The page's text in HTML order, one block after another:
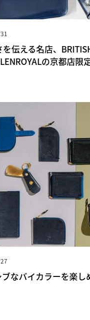
伝える名店、
の京都店限
なバイカラーを楽し